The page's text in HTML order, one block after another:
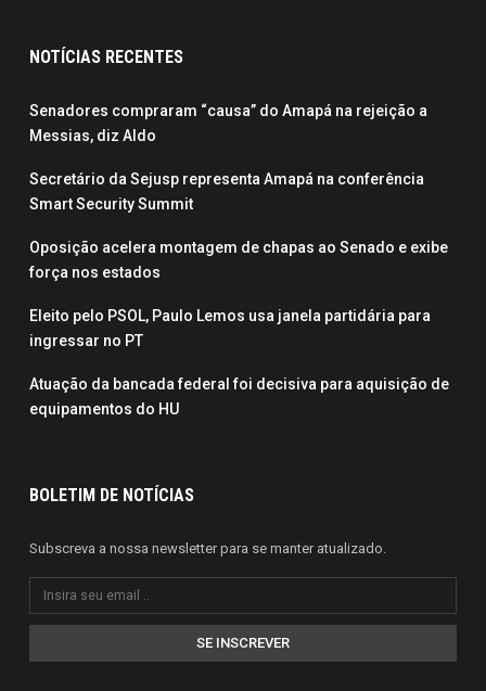
NOTÍCIAS RECENTES
Senadores compraram “causa” do Amapá na rejeição a
Messias, diz Aldo
Secretário da Sejusp representa Amapá na conferência
Smart Security Summit
Oposição acelera montagem de chapas ao Senado e exibe
força nos estados
Eleito pelo PSOL, Paulo Lemos usa janela partidária para
ingressar no PT
Atuação da bancada federal foi decisiva para aquisição de
equipamentos do HU
BOLETIM DE NOTÍCIAS
Subscreva a nossa newsletter para se manter atualizado.
SE INSCREVER